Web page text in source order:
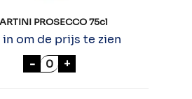
PROSECCO 75cl
in om de prijs te zien
- MARTINI PROSECCO 75cl
+